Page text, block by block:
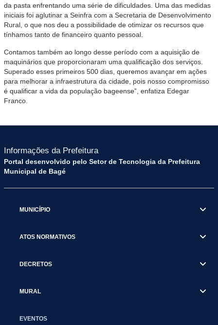
da pasta enfrentando uma série de dificuldades. Uma das medidas
iniciais foi aglutinar a Seinfra com a Secretaria de Desenvolvimento
Rural, o que nos deu a possibilidade de otimizar os recursos que
tínhamos tanto de financeiro quanto pessoal.
Contamos também ao longo desse período com a aquisição de
maquinários que proporcionaram uma qualificação dos serviços.
Superado esses primeiros 500 dias, queremos avançar em ações
para melhorar a infraestrutura da cidade, pois nosso compromisso
é qualificar a vida da população bageense”, enfatiza Edegar
Franco.
Informações da Prefeitura
Portal desenvolvido pelo Setor de Tecnologia da Prefeitura
Municipal de Bagé
MUNICÍPIO
ATOS NORMATIVOS
DECRETOS
MURAL
EVENTOS